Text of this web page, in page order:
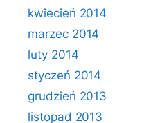
kwiecień 2014
marzec 2014
luty 2014
styczeń 2014
grudzień 2013
listopad 2013